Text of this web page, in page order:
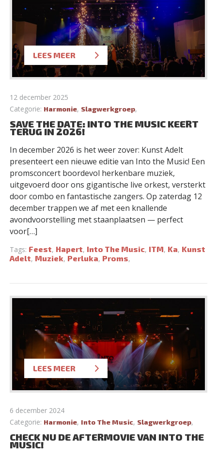
LEES MEER
12 december 2025
Categorie: Harmonie, Slagwerkgroep,
SAVE THE DATE: INTO THE MUSIC KEERT
TERUG IN 2026!
In december 2026 is het weer zover: Kunst Adelt
presenteert een nieuwe editie van Into the Music! Een
promsconcert boordevol herkenbare muziek,
uitgevoerd door ons gigantische live orkest, versterkt
door combo en fantastische zangers. Op zaterdag 12
december trappen we af met een knallende
avondvoorstelling met staanplaatsen — perfect
voor[…]
Tags: Feest, Hapert, Into The Music, ITM, Ka, Kunst
Adelt, Muziek, Perluka, Proms,
LEES MEER
6 december 2024
Categorie: Harmonie, Into The Music, Slagwerkgroep,
CHECK NU DE AFTERMOVIE VAN INTO THE
MUSIC!